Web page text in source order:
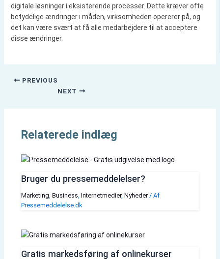
digitale løsninger i eksisterende processer. Dette kræver ofte
betydelige ændringer i måden, virksomheden opererer på, og
det kan være svært at få alle medarbejdere til at acceptere
disse ændringer.
PREVIOUS
NEXT
Relaterede indlæg
Bruger du pressemeddelelser?
Marketing Business Internetmedier, Nyheder/ Af
Pressemeddelelse.dk
Gratis markedsføring af onlinekurser